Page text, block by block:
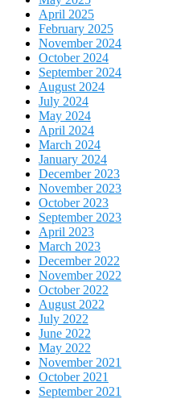
April 2025
February 2025
November 2024
October 2024
September 2024
August 2024
July 2024
May 2024
April 2024
March 2024
January 2024
December 2023
November 2023
October 2023
September 2023
April 2023
March 2023
December 2022
November 2022
October 2022
August 2022
July 2022
June 2022
May 2022
November 2021
October 2021
September 2021